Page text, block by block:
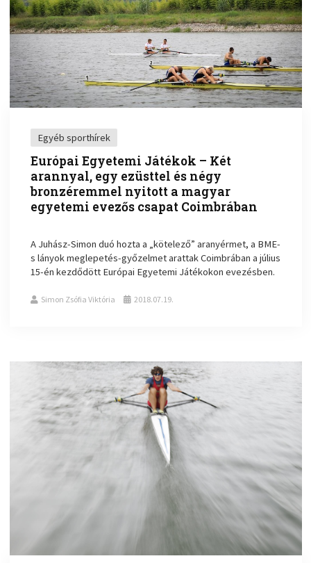
Egyéb sporthírek
Európai Egyetemi Játékok – Két
arannyal, egy ezüsttel és négy
bronzéremmel nyitott a magyar
egyetemi evezős csapat Coimbrában
A Juhász-Simon duó hozta a „kötelező” aranyérmet, a BME-
s lányok meglepetés-győzelmet arattak Coimbrában a július
15-én kezdődött Európai Egyetemi Játékokon evezésben.
Simon Zsófia Viktória 2018.07.19.